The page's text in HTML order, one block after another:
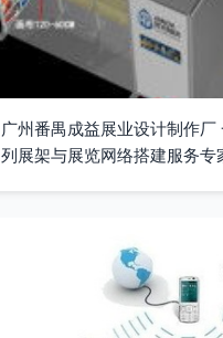
广州番禺成益展业设计制作
列展架与展览网络搭建服务专